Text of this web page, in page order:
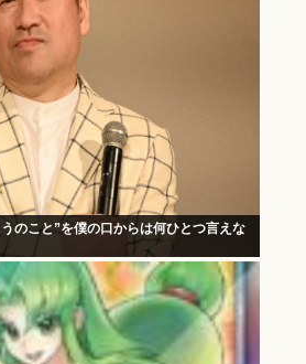
のこと”を僕の口からは何ひとつ言えな